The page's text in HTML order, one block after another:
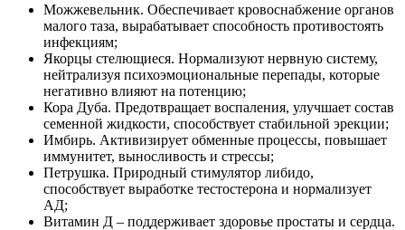
Можжевельник. Обеспечивает кровоснабжение органов
малого таза, вырабатывает способность противостоять
инфекциям;
Якорцы стелющиеся. Нормализуют нервную систему,
нейтрализуя психоэмоциональные перепады, которые
негативно влияют на потенцию;
Кора Дуба. Предотвращает воспаления, улучшает состав
семенной жидкости, способствует стабильной эрекции;
Имбирь. Активизирует обменные процессы, повышает
иммунитет, выносливость и стрессы;
Петрушка. Природный стимулятор либидо,
способствует выработке тестостерона и нормализует
АД;
Витамин Д – поддерживает здоровье простаты и сердца.